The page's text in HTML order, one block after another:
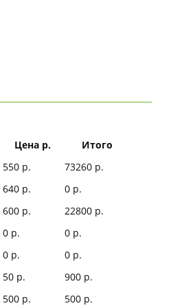
Цена р.
Итого
550 р.
73260 р.
640 р.
0 р.
600 р.
22800 р.
0 р.
0 р.
0 р.
0 р.
50 р.
900 р.
500 р. 500 р.